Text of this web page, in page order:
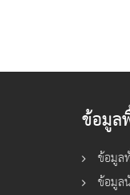
ข้อมูล
ข้อมูล
ข้อมูล